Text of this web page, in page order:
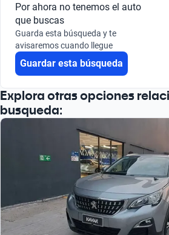
Busca por modelo
Busca por versión
Por ahora no tenemos el auto
que buscas
Guarda esta búsqueda y te
avisaremos cuando llegue
Guardar esta búsqueda
Explora otras opciones
busqueda: